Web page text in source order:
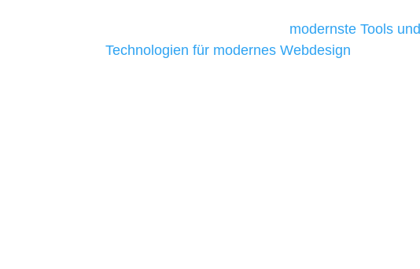
modernste Tools und
Technologien für modernes Webdesign